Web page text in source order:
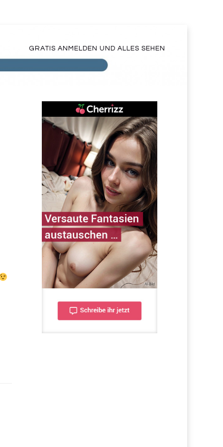
GRATIS ANMELDEN UND ALLES SEHEN